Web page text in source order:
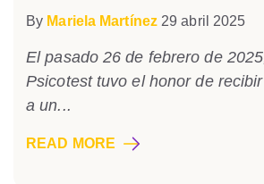
By Mariela Martínez 29 abril 2025
El pasado 26 de febrero de
Psicotest tuvo el honor de
a un...
READ MORE